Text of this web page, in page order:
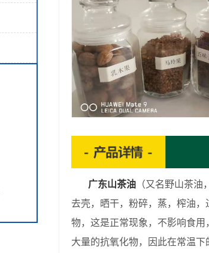
广东山茶油 （又名野山茶油
去壳，晒干，粉碎，蒸，榨油
物，这是正常现象，不影响食
大量的抗氧化物，因此在常温